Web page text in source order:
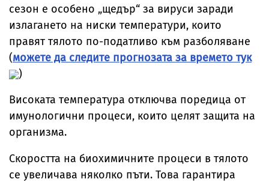
сезон е особено „щедър“ за вируси заради
излагането на ниски температури, които
правят тялото по-податливо към разболяване
(можете да следите прогнозата за времето тук
)
Високата температура отключва поредица от
имунологични процеси, които целят защита на
организма.
Скоростта на биохимичните процеси в тялото
се увеличава няколко пъти. Това гарантира